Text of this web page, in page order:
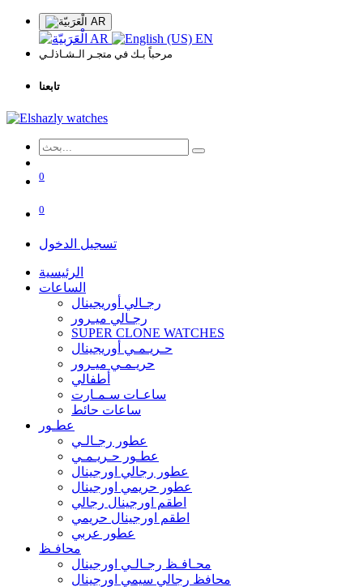
AR
AR EN
مرحباً بـك في متجـر الـشـاذلـي
تابعنا
0
0
تسجيل الدخول
الرئيسية
الساعات
رجـالي أوريجينال
رجـالي ميـرور
SUPER CLONE WATCHES
حـريـمـي أوريجينال
حريـمـي ميـرور
أطفالي
ساعـات سـمـارت
ساعات حائط
عطـور
عطور رجـالـي
عطـور حـريـمـي
عطور رجالي اورجينال
عطور حريمي اورجينال
اطقم اورجينال رجالي
اطقم اورجينال حريمي
عطور عربي
محافـظ
محـافـظ رجـالـي اورجينال
محافظ رجالي سيمي اورجينال